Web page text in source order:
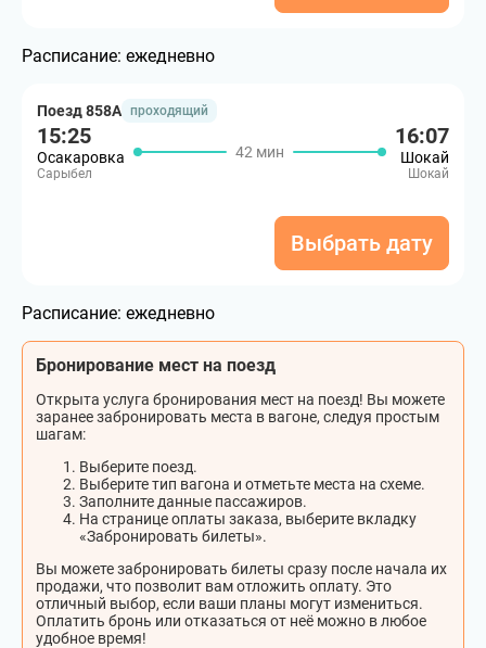
Расписание: ежедневно
Поезд 858А проходящий
15:25
Осакаровка
Сарыбел
42 мин
16:07
Шокай
Шокай
Выбрать дату
Расписание: ежедневно
Бронирование мест на поезд
Открыта услуга бронирования мест на поезд! Вы можете
заранее забронировать места в вагоне, следуя простым
шагам:
Выберите поезд.
Выберите тип вагона и отметьте места на схеме.
Заполните данные пассажиров.
На странице оплаты заказа, выберите вкладку
«Забронировать билеты».
Вы можете забронировать билеты сразу после начала их
продажи, что позволит вам отложить оплату. Это
отличный выбор, если ваши планы могут измениться.
Оплатить бронь или отказаться от неё можно в любое
удобное время!